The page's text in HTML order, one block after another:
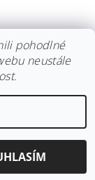
pohodlné
neustále